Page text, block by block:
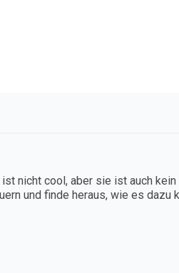
nicht cool, aber sie ist auch kein
und finde heraus, wie es dazu